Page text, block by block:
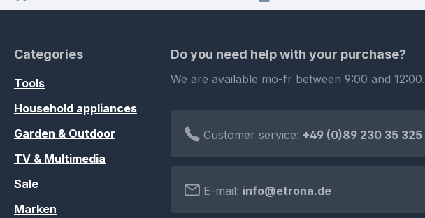
Categories
Tools
Household appliances
Garden & Outdoor
TV & Multimedia
Sale
Marken
Do you need help with your purchase?
We are available mo-fr between 9:00 and 12:00.
Customer service: +49 (0)89 230 35 325
E-mail: info@etrona.de